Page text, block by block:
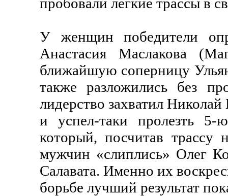
У женщин победители
Анастасия Маслакова
ближайшую соперницу
также разложились без
лидерство захватил
и успел-таки пролезть 5-
который, посчитав
мужчин «слиплись» Олег
Салавата. Именно их
борьбе лучший результат